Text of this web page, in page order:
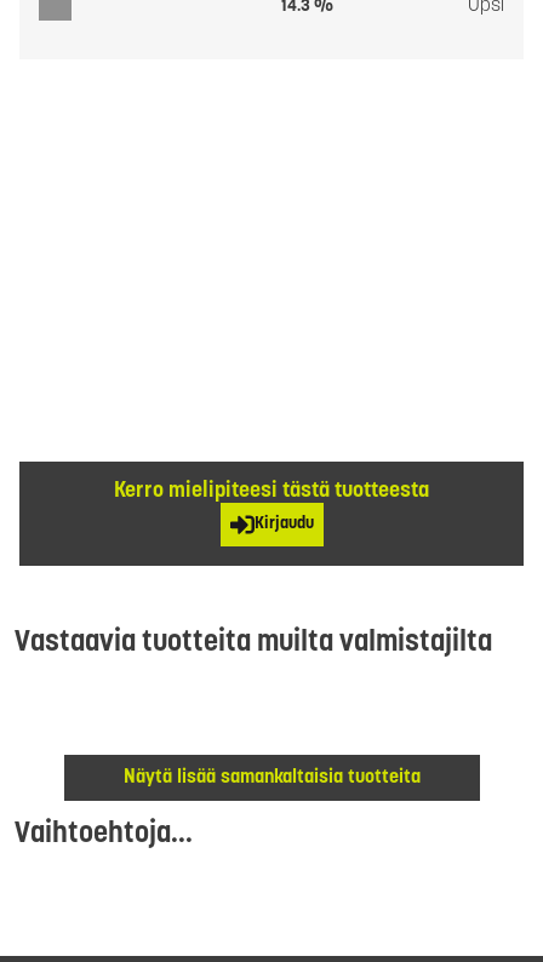
14.3 % Upsi
Kerro mielipiteesi tästä tuotteesta
Kirjaudu
Vastaavia tuotteita muilta valmistajilta
Näytä lisää samankaltaisia tuotteita
Vaihtoehtoja...